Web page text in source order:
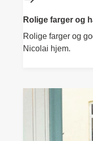
Rolige farger og
Rolige farger og
Nicolai hjem.